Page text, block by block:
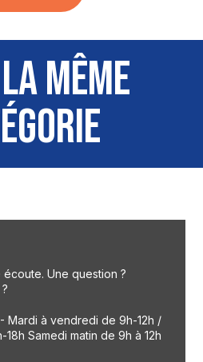
MÊME
Une question ?
- Mardi à vendredi de 9h-12h /
18h Samedi matin de 9h à 12h